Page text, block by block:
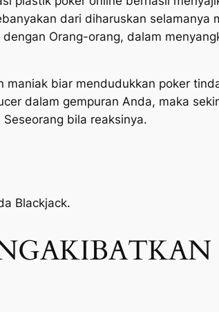
dari diharuskan selamanya
Orang-orang, dalam
maniak biar mendudukkan poker
dalam gempuran Anda, maka
bila reaksinya.
Blackjack.